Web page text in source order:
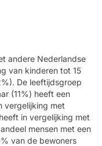
andere Nederlandse
van kinderen tot 15
De leeftijdsgroep
(11%) heeft een
vergelijking met
in vergelijking met
mensen met een
van de bewoners